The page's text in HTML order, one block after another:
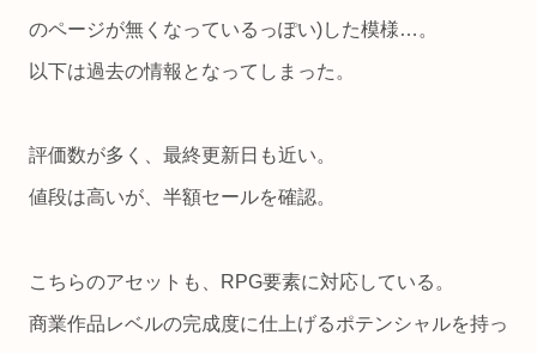
のページが無くなっているっぽい)した模様…。
以下は過去の情報となってしまった。
評価数が多く、最終更新日も近い。
値段は高いが、半額セールを確認。
こちらのアセットも、RPG要素に対応している。
商業作品レベルの完成度に仕上げるポテンシャルを持っ